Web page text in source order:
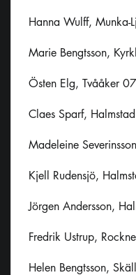
Hanna Wulff,
Marie Bengtsson,
Östen Elg, Tvååker
Claes Sparf,
Madeleine
Kjell Rudensjö,
Jörgen Andersson,
Fredrik Ustrup,
Helen Bengtsson,